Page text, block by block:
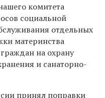
комитета
социальной
отдельных
материнства
на охрану
и санаторно-
принял поправки